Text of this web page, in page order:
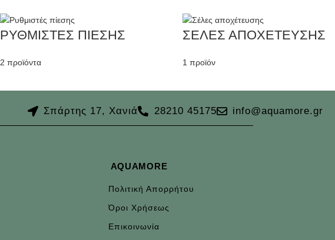
ΡΥΘΜΙΣΤΕΣ ΠΙΕΣΗΣ
2 προϊόντα
ΣΕΛΕΣ ΑΠΟΧΕΤΕΥΣΗΣ
1 προϊόν
Σπάρτης 17, Χανιά 28210 45175 info@aquamore.gr
AQUAMORE
Πολιτική Απορρήτου
Όροι Χρήσεως
Επικοινωνία